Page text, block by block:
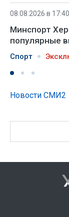
08.08.2026 в 17:40
Минспорт
популярные
Спорт
Новости СМИ2